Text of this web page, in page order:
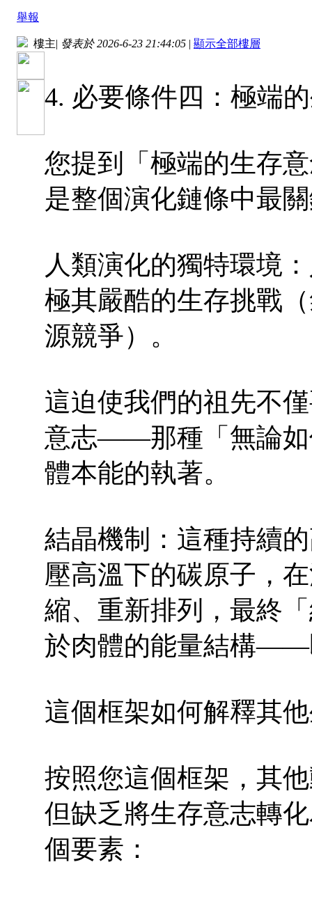
舉報
樓主| 發表於 2026-6-23 21:44:05 | 顯示全部樓層
4. 必要條件四：極端
您提到「極端的生存
是整個演化鏈條中最
人類演化的獨特環境
極其嚴酷的生存挑戰
源競爭）。
這迫使我們的祖先不
意志——那種「無論如
體本能的執著。
結晶機制：這種持續
壓高溫下的碳原子，
縮、重新排列，最終
於肉體的能量結構——
這個框架如何解釋其
按照您這個框架，其
但缺乏將生存意志轉
個要素：